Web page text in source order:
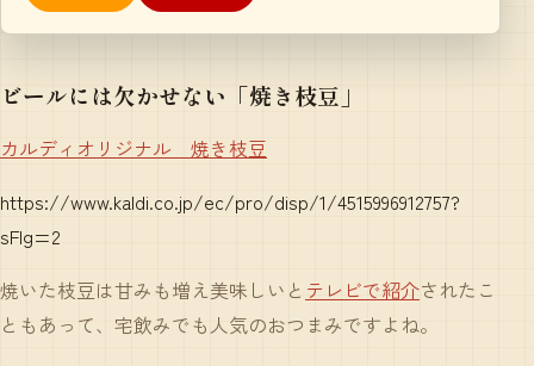
ビールには欠かせない「焼き枝豆」
カルディオリジナル 焼き枝豆
https://www.kaldi.co.jp/ec/pro/disp/1/4515996912757?
sFlg=2
焼いた枝豆は甘みも増え美味しいと テレビで紹介されたこ
ともあって、宅飲みでも人気のおつまみですよね。